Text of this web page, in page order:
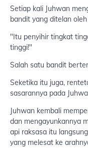
Setiap kali Juhwan
bandit yang ditelan
"Itu penyihir tingkat
tinggi!"
Salah satu bandit
Seketika itu juga,
sasarannya pada
Juhwan kembali
dan mengayunkannya
api raksasa itu
yang melesat ke